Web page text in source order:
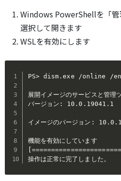
Windows PowerShellを「
選択して開きます
WSLを有効にします
PS> dism.exe /online /
展開イメージのサービスと管理
バージョン: 10.0.19041.1
イメージのバージョン:
機能を有効にしています
操作は正常に完了しました。